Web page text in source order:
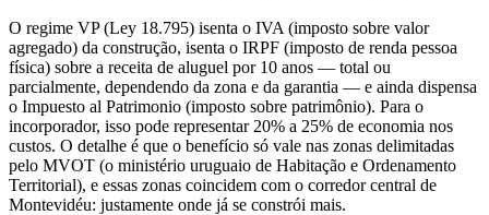
O regime VP (Ley 18.795) isenta o IVA (imposto sobre valor
agregado) da construção, isenta o IRPF (imposto de renda pessoa
física) sobre a receita de aluguel por 10 anos — total ou
parcialmente, dependendo da zona e da garantia — e ainda dispensa
o Impuesto al Patrimonio (imposto sobre patrimônio). Para o
incorporador, isso pode representar 20% a 25% de economia nos
custos. O detalhe é que o benefício só vale nas zonas delimitadas
pelo MVOT (o ministério uruguaio de Habitação e Ordenamento
Territorial), e essas zonas coincidem com o corredor central de
Montevidéu: justamente onde já se constrói mais.